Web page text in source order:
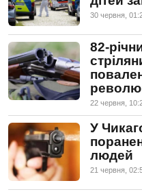
30 червня,
82-
22 червня,
У
людей
21 червня,